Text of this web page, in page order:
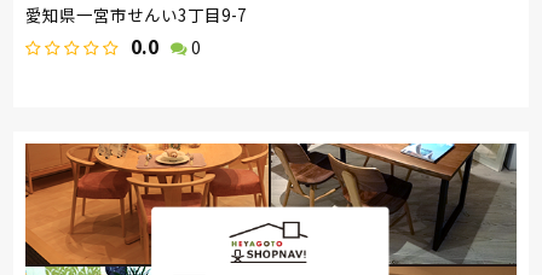
愛知県一宮市せんい3丁目9-7
0.0 0